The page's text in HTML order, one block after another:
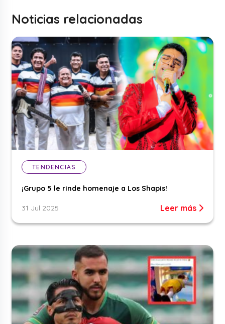
Noticias relacionadas
TENDENCIAS
¡Grupo 5 le rinde homenaje a Los Shapis!
31 Jul 2025 Leer más